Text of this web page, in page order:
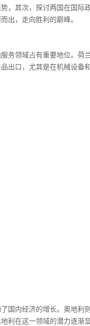
，其次，探讨两国在国际
出，走向胜利的巅峰。
领域占有重要地位。荷
口，尤其是在机械设备
国内经济的增长。奥地利
在这一领域的潜力逐渐